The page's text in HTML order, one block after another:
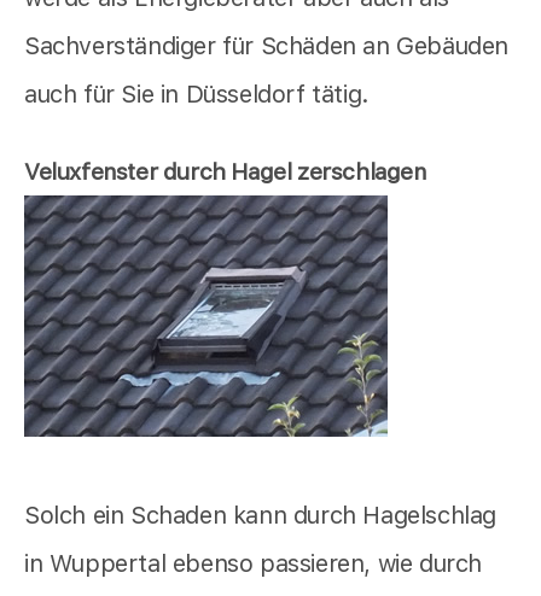
Sachverständiger für Schäden an Gebäuden
auch für Sie in Düsseldorf tätig.
Veluxfenster durch Hagel zerschlagen
Solch ein Schaden kann durch Hagelschlag
in Wuppertal ebenso passieren, wie durch